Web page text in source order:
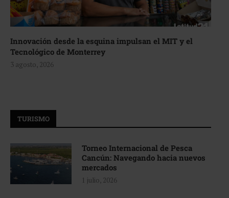
Innovación desde la esquina impulsan el MIT y el
Tecnológico de Monterrey
3 agosto, 2026
TURISMO
Torneo Internacional de Pesca
Cancún: Navegando hacia nuevos
mercados
1 julio, 2026